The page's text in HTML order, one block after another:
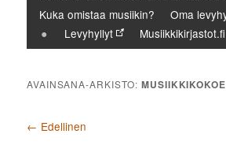
Kuka omistaa musiikin?
Oma
Levyhyllyt
Musiikkikirjastot.fi
AVAINSANA-ARKISTO:
Artikkelien selaus
← Edellinen